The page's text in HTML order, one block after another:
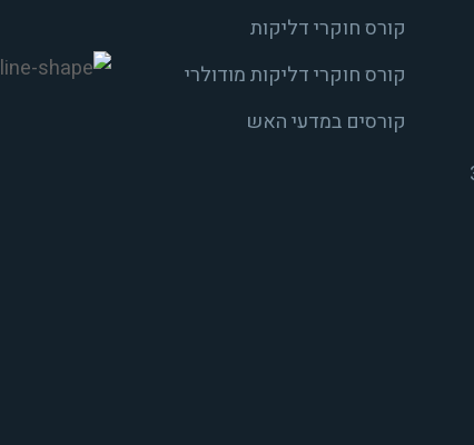
קורס חוקרי דליקות
קורס חוקרי דליקות מודולרי
קורסים במדעי האש